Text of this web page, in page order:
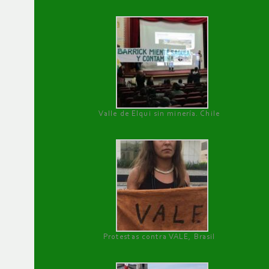
Valle de Elqui sin minería. Chile
Protestas contra VALE, Brasil